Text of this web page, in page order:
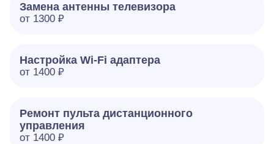
Замена антенны телевизора
от 1300 ₽
Настройка Wi-Fi адаптера
от 1400 ₽
Ремонт пульта дистанционного
управления
от 1400 ₽